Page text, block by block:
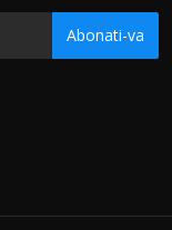
Abonati-va